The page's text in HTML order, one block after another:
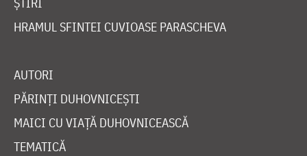
HRAMUL SFINTEI CUVIOASE PARASCHEVA
AUTORI
PĂRINȚI DUHOVNICEȘTI
MAICI CU VIAȚĂ DUHOVNICEASCĂ
TEMATICĂ